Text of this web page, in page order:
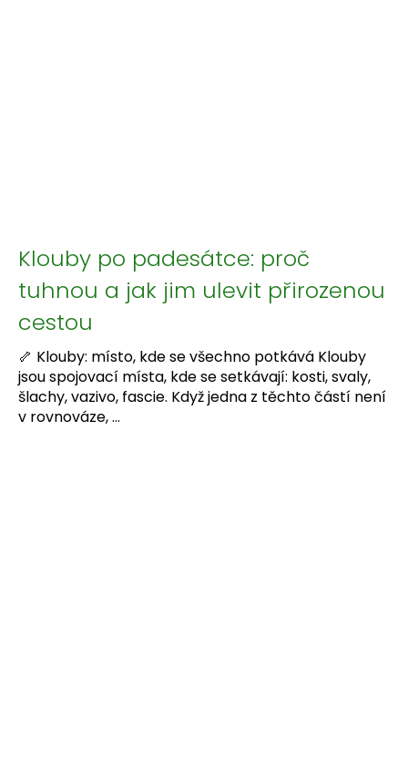
Klouby po padesátce: proč
tuhnou a jak jim ulevit přirozenou
cestou
🦴 Klouby: místo, kde se všechno potkává Klouby
jsou spojovací místa, kde se setkávají: kosti, svaly,
šlachy, vazivo, fascie. Když jedna z těchto částí není
v rovnováze, ...